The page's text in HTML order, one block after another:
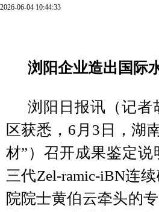
2026-06-04 10:44:33
浏阳企业造出国际
浏阳日报讯（记者
区获悉，6月3日，湖
材”）召开成果鉴定
三代Zel-ramic-iBN连
院院士黄伯云牵头的